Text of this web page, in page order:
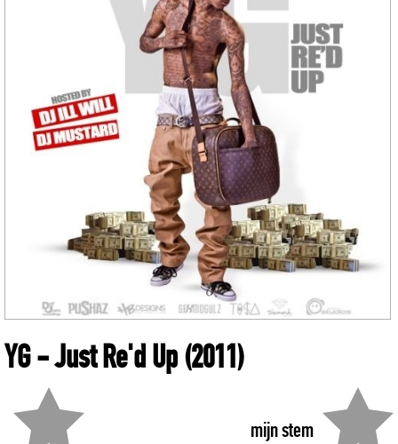
YG- Just Re'd Up(2011)
mijn stem